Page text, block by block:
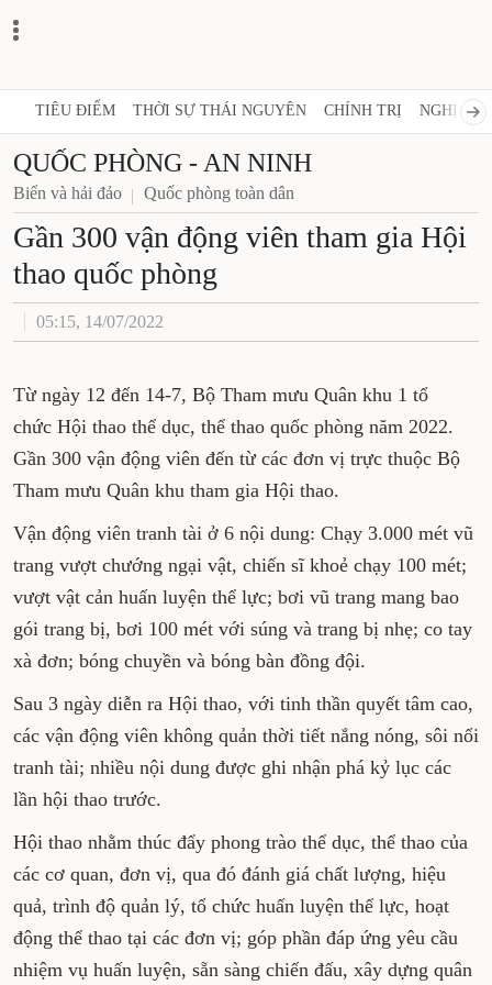
TIÊU ĐIỂM THỜI SỰ THÁI NGUYÊN CHÍNH TRỊ NGHỊ
QUỐC PHÒNG - AN NINH
Biển và hải đảo Quốc phòng toàn dân
Gần 300 vận động viên tham gia Hội
thao quốc phòng
05:15, 14/07/2022
Từ ngày 12 đến 14-7, Bộ Tham mưu Quân khu 1 tổ
chức Hội thao thể dục, thể thao quốc phòng năm 2022.
Gần 300 vận động viên đến từ các đơn vị trực thuộc Bộ
Tham mưu Quân khu tham gia Hội thao.
Vận động viên tranh tài ở 6 nội dung: Chạy 3.000 mét vũ
trang vượt chướng ngại vật, chiến sĩ khoẻ chạy 100 mét;
vượt vật cản huấn luyện thể lực; bơi vũ trang mang bao
gói trang bị, bơi 100 mét với súng và trang bị nhẹ; co tay
xà đơn; bóng chuyền và bóng bàn đồng đội.
Sau 3 ngày diễn ra Hội thao, với tinh thần quyết tâm cao,
các vận động viên không quản thời tiết nắng nóng, sôi nổi
tranh tài; nhiều nội dung được ghi nhận phá kỷ lục các
lần hội thao trước.
Hội thao nhằm thúc đẩy phong trào thể dục, thể thao của
các cơ quan, đơn vị, qua đó đánh giá chất lượng, hiệu
quả, trình độ quản lý, tổ chức huấn luyện thể lực, hoạt
động thể thao tại các đơn vị; góp phần đáp ứng yêu cầu
nhiệm vụ huấn luyện, sẵn sàng chiến đấu, xây dựng quân